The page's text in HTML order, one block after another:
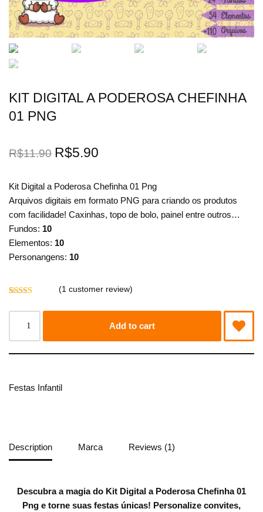
KIT DIGITAL A PODEROSA CHEFINHA
01 PNG
R$11.90 R$5.90
Kit Digital a Poderosa Chefinha 01 Png
Arquivos digitais em formato PNG para criando os produtos
com facilidade! Caxinhas, topo de bolo, painel entre outros…
Fundos: 10
Elementos: 10
Personangens: 10
out of 5
based on
customer
rating
(1 customer review)
Add to cart
Festas Infantil
Description Marca Reviews (1)
Descubra a magia do Kit Digital a Poderosa Chefinha 01
Png e torne suas festas únicas! Personalize convites,